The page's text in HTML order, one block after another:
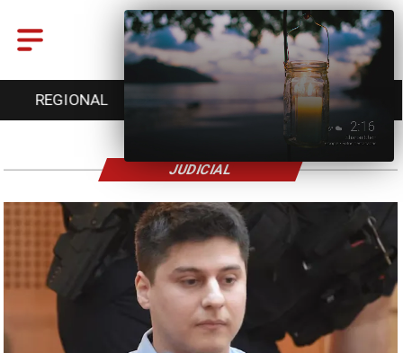
REGIONAL ENTRETENCIÓN DEPORTES
JUDICIAL